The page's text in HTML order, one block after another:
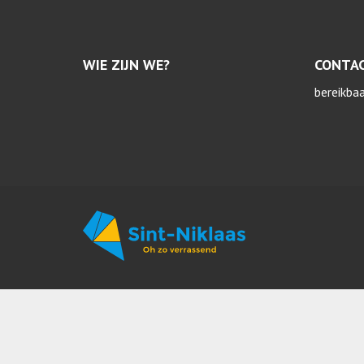
WIE ZIJN WE?